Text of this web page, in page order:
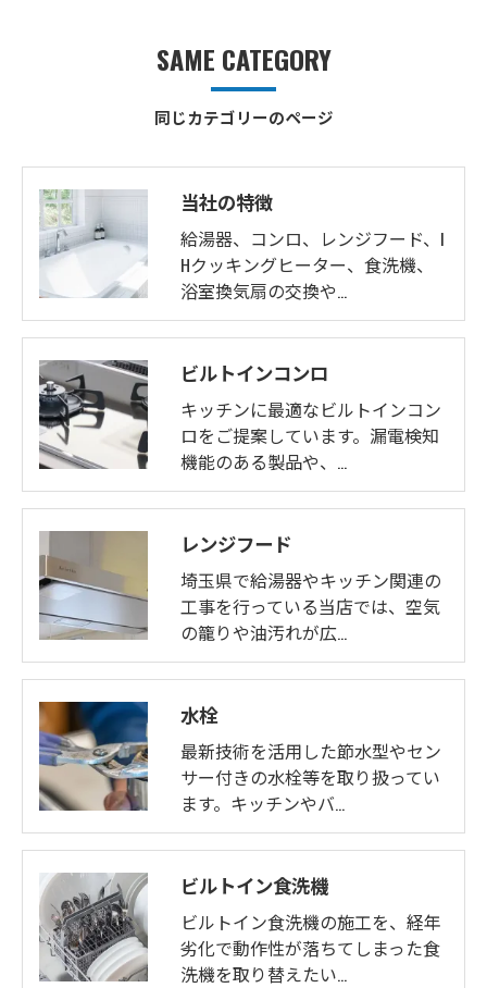
同じカテゴリーのページ
SAME CATEGORY
当社の特徴
給湯器、コンロ、レンジフード、I
Hクッキングヒーター、食洗機、
浴室換気扇の交換や…
ビルトインコンロ
キッチンに最適なビルトインコン
ロをご提案しています。漏電検知
機能のある製品や、…
レンジフード
埼玉県で給湯器やキッチン関連の
工事を行っている当店では、空気
の籠りや油汚れが広…
水栓
最新技術を活用した節水型やセン
サー付きの水栓等を取り扱ってい
ます。キッチンやバ…
ビルトイン食洗機
ビルトイン食洗機の施工を、経年
劣化で動作性が落ちてしまった食
洗機を取り替えたい…